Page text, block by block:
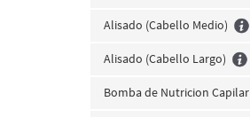
Alisado (Cabello Medio)
Alisado (Cabello Largo)
Bomba de Nutricion Capilar